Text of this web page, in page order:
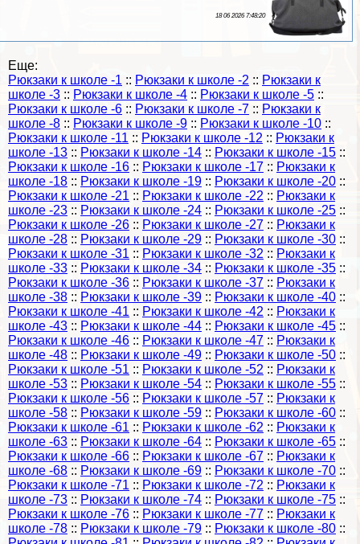
18 06 2026 7:48:20
Еще:
Рюкзаки к школе -1 :: Рюкзаки к школе -2 :: Рюкзаки к
школе -3 :: Рюкзаки к школе -4 :: Рюкзаки к школе -5 ::
Рюкзаки к школе -6 :: Рюкзаки к школе -7 :: Рюкзаки к
школе -8 :: Рюкзаки к школе -9 :: Рюкзаки к школе -10 ::
Рюкзаки к школе -11 :: Рюкзаки к школе -12 :: Рюкзаки к
школе -13 :: Рюкзаки к школе -14 :: Рюкзаки к школе -15 ::
Рюкзаки к школе -16 :: Рюкзаки к школе -17 :: Рюкзаки к
школе -18 :: Рюкзаки к школе -19 :: Рюкзаки к школе -20 ::
Рюкзаки к школе -21 :: Рюкзаки к школе -22 :: Рюкзаки к
школе -23 :: Рюкзаки к школе -24 :: Рюкзаки к школе -25 ::
Рюкзаки к школе -26 :: Рюкзаки к школе -27 :: Рюкзаки к
школе -28 :: Рюкзаки к школе -29 :: Рюкзаки к школе -30 ::
Рюкзаки к школе -31 :: Рюкзаки к школе -32 :: Рюкзаки к
школе -33 :: Рюкзаки к школе -34 :: Рюкзаки к школе -35 ::
Рюкзаки к школе -36 :: Рюкзаки к школе -37 :: Рюкзаки к
школе -38 :: Рюкзаки к школе -39 :: Рюкзаки к школе -40 ::
Рюкзаки к школе -41 :: Рюкзаки к школе -42 :: Рюкзаки к
школе -43 :: Рюкзаки к школе -44 :: Рюкзаки к школе -45 ::
Рюкзаки к школе -46 :: Рюкзаки к школе -47 :: Рюкзаки к
школе -48 :: Рюкзаки к школе -49 :: Рюкзаки к школе -50 ::
Рюкзаки к школе -51 :: Рюкзаки к школе -52 :: Рюкзаки к
школе -53 :: Рюкзаки к школе -54 :: Рюкзаки к школе -55 ::
Рюкзаки к школе -56 :: Рюкзаки к школе -57 :: Рюкзаки к
школе -58 :: Рюкзаки к школе -59 :: Рюкзаки к школе -60 ::
Рюкзаки к школе -61 :: Рюкзаки к школе -62 :: Рюкзаки к
школе -63 :: Рюкзаки к школе -64 :: Рюкзаки к школе -65 ::
Рюкзаки к школе -66 :: Рюкзаки к школе -67 :: Рюкзаки к
школе -68 :: Рюкзаки к школе -69 :: Рюкзаки к школе -70 ::
Рюкзаки к школе -71 :: Рюкзаки к школе -72 :: Рюкзаки к
школе -73 :: Рюкзаки к школе -74 :: Рюкзаки к школе -75 ::
Рюкзаки к школе -76 :: Рюкзаки к школе -77 :: Рюкзаки к
школе -78 :: Рюкзаки к школе -79 :: Рюкзаки к школе -80 ::